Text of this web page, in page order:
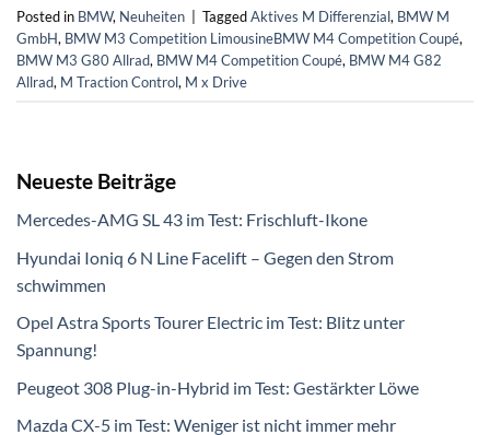
Posted in BMW, Neuheiten TaggedAktives M Differenzial, BMW M
GmbH, BMW M3 Competition LimousineBMW M4 Competition Coupé,
BMW M3 G80 Allrad, BMW M4 Competition Coupé, BMW M4 G82
Allrad, M Traction Control, M x Drive
Neueste Beiträge
Mercedes-AMG SL 43 im Test: Frischluft-Ikone
Hyundai Ioniq 6 N Line Facelift – Gegen den Strom
schwimmen
Opel Astra Sports Tourer Electric im Test: Blitz unter
Spannung!
Peugeot 308 Plug-in-Hybrid im Test: Gestärkter Löwe
Mazda CX-5 im Test: Weniger ist nicht immer mehr